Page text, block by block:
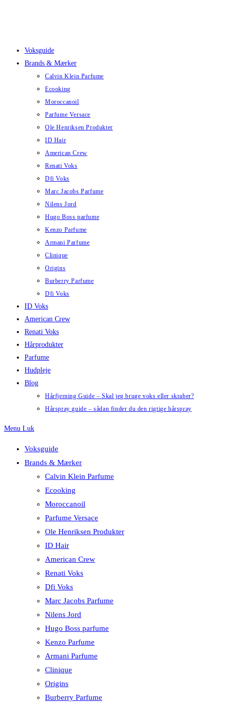
Voksguide
Brands & Mærker
Calvin Klein Parfume
Ecooking
Moroccanoil
Parfume Versace
Ole Henriksen Produkter
ID Hair
American Crew
Renati Voks
Dfi Voks
Marc Jacobs Parfume
Nilens Jord
Hugo Boss parfume
Kenzo Parfume
Armani Parfume
Clinique
Origins
Burberry Parfume
Dfi Voks
ID Voks
American Crew
Renati Voks
Hårprodukter
Parfume
Hudpleje
Blog
Hårfjerning Guide – Skal jeg bruge voks eller skraber?
Hårspray guide – sådan finder du den rigtige hårspray
Menu Luk
Voksguide
Brands & Mærker
Calvin Klein Parfume
Ecooking
Moroccanoil
Parfume Versace
Ole Henriksen Produkter
ID Hair
American Crew
Renati Voks
Dfi Voks
Marc Jacobs Parfume
Nilens Jord
Hugo Boss parfume
Kenzo Parfume
Armani Parfume
Clinique
Origins
Burberry Parfume